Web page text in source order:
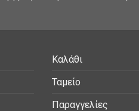
Καλάθι
Ταμείο
Παραγγελίες